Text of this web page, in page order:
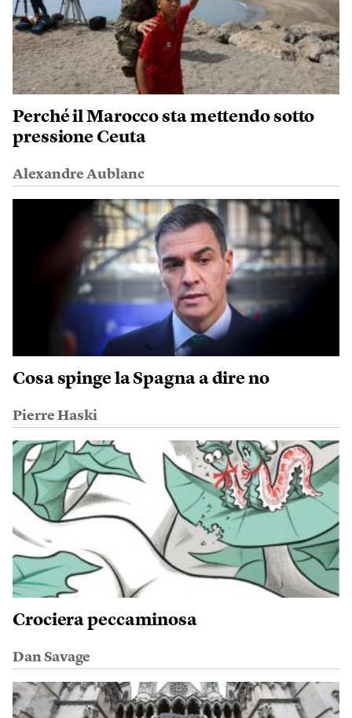
Perché il Marocco sta mettendo sotto
pressione Ceuta
Alexandre Aublanc
Cosa spinge la Spagna a dire no
Pierre Haski
Crociera peccaminosa
Dan Savage